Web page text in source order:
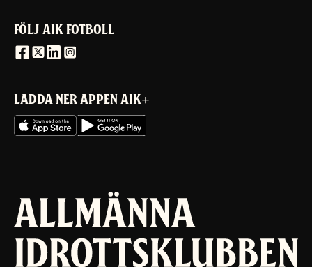
FÖLJ AIK FOTBOLL
LADDA NER APPEN AIK+